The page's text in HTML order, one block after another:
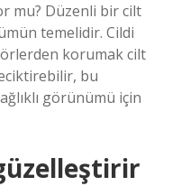
mu? Düzenli bir cilt
temelidir. Cildi
korumak cilt
bu
görünümü için